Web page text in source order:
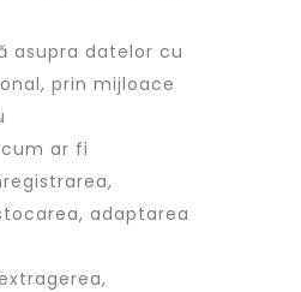
asupra datelor cu
prin mijloace
ar fi
adaptarea